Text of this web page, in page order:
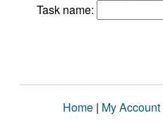
Task name:
Home | My Account